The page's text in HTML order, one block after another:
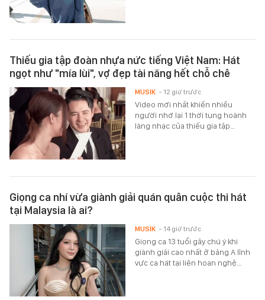
Thiếu gia tập đoàn nhựa nức tiếng Việt Nam: Hát
ngọt như "mía lùi", vợ đẹp tài năng hết chỗ chê
Video mới nhất khiến nhiều
người nhớ lại 1 thời tung hoành
làng nhạc của thiếu gia tập…
MUSIK - 12 giờ trước
Giọng ca nhí vừa giành giải quán quân cuộc thi hát
tại Malaysia là ai?
Giọng ca 13 tuổi gây chú ý khi
giành giải cao nhất ở bảng A lĩnh
vực ca hát tại liên hoan nghệ…
MUSIK - 14 giờ trước